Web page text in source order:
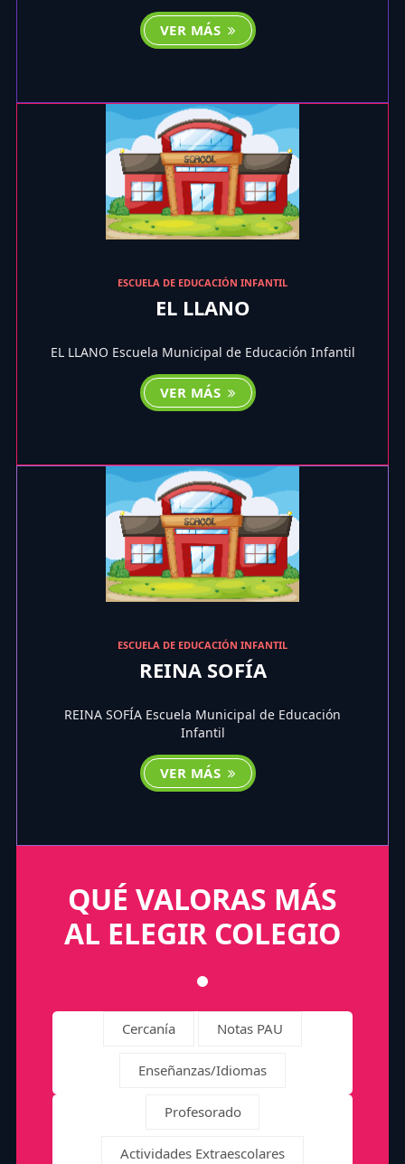
VER MÁS
ESCUELA DE EDUCACIÓN INFANTIL
EL LLANO
EL LLANO Escuela Municipal de Educación Infantil
VER MÁS
ESCUELA DE EDUCACIÓN INFANTIL
REINA SOFÍA
REINA SOFÍA Escuela Municipal de Educación
Infantil
VER MÁS
QUÉ VALORAS MÁS
AL ELEGIR COLEGIO
Cercanía Notas PAU
Enseñanzas/Idiomas
Profesorado
Actividades Extraescolares